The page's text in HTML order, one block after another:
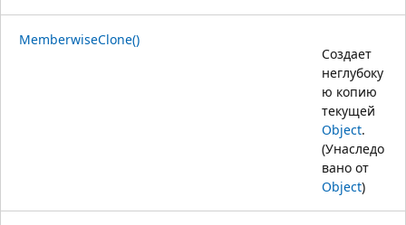
MemberwiseClone()
Создает
неглубоку
ю копию
текущей
Object.
(Унаследо
вано от
Object)